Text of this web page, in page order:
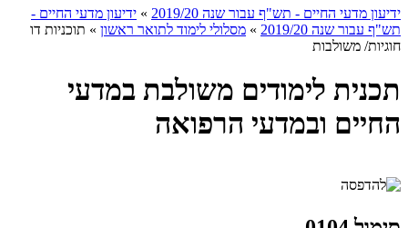
ידיעון מדעי החיים - תש"ף עבור שנה 2019/20 » ידיעון מדעי החיים -
תש"ף עבור שנה 2019/20
» מסלולי לימוד לתואר ראשון » תוכניות דו
חוגיות/ משולבות
תכנית לימודים משולבת במדעי
החיים ובמדעי הרפואה